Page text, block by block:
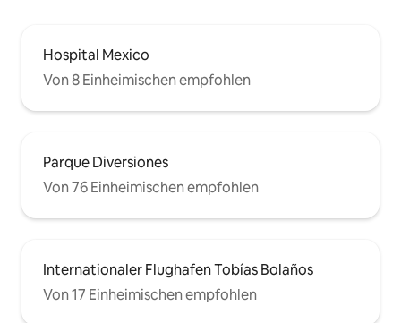
Hospital Mexico
Von 8 Einheimischen empfohlen
Parque Diversiones
Von 76 Einheimischen empfohlen
Internationaler Flughafen Tobías Bolaños
Von 17 Einheimischen empfohlen